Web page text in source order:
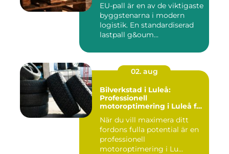
EU-pall är en av de viktigaste
byggstenarna i modern
logistik. En standardiserad
lastpall g&oum...
02. aug
Bilverkstad i Luleå:
Professionell
motoroptimering i Luleå för
När du vill maximera ditt
fordons fulla potential är en
professionell
motoroptimering i Lu...